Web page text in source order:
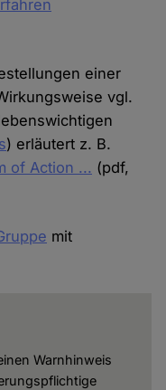
einer
vgl.
) erläutert z. B.
of Action ... (pdf,
mit
Warnhinweis